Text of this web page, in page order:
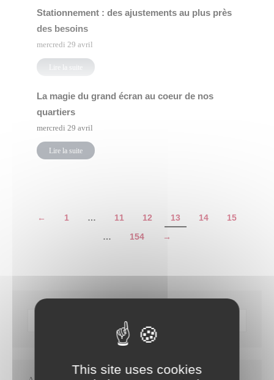
Stationnement : des ajustements au plus près
des besoins
mercredi 29 avril
Lire la suite
La magie du grand écran au coeur de nos
quartiers
mercredi 29 avril
Lire la suite
← 1 … 11 12 13 14
15
…
154 →
This site uses cookies